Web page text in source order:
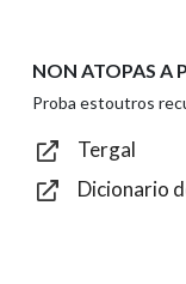
Introduce o
Texto de
NON ATOPAS A
Proba estoutros
Tergal
Dicionario